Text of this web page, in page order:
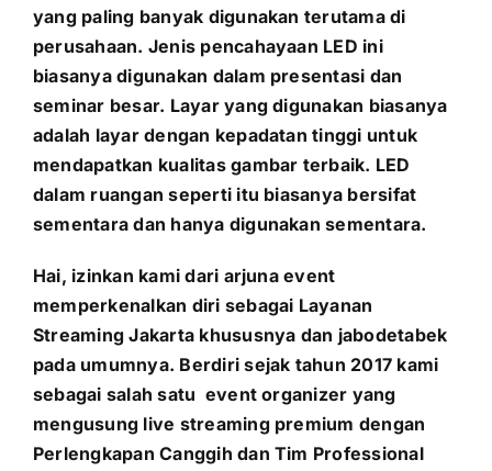
yang paling banyak digunakan terutama di
perusahaan. Jenis pencahayaan LED ini
biasanya digunakan dalam presentasi dan
seminar besar. Layar yang digunakan biasanya
adalah layar dengan kepadatan tinggi untuk
mendapatkan kualitas gambar terbaik. LED
dalam ruangan seperti itu biasanya bersifat
sementara dan hanya digunakan sementara.
Hai, izinkan kami dari arjuna event
memperkenalkan diri sebagai Layanan
Streaming Jakarta khususnya dan jabodetabek
pada umumnya. Berdiri sejak tahun 2017 kami
sebagai salah satu event organizer yang
mengusung live streaming premium dengan
Perlengkapan Canggih dan Tim Professional